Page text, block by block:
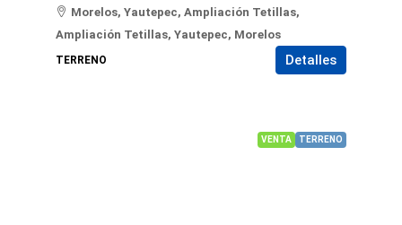
Morelos, Yautepec, Ampliación Tetillas,
Ampliación Tetillas, Yautepec, Morelos
TERRENO Detalles
VENTA TERRENO